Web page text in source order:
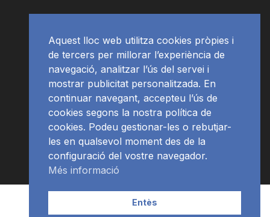
APP Programació
Aquest lloc web utilitza cookies pròpies i
de tercers per millorar l’experiència de
navegació, analitzar l’ús del servei i
mostrar publicitat personalitzada. En
continuar navegant, accepteu l’ús de
cookies segons la nostra política de
cookies. Podeu gestionar-les o rebutjar-
les en qualsevol moment des de la
configuració del vostre navegador.
Més informació
Entès